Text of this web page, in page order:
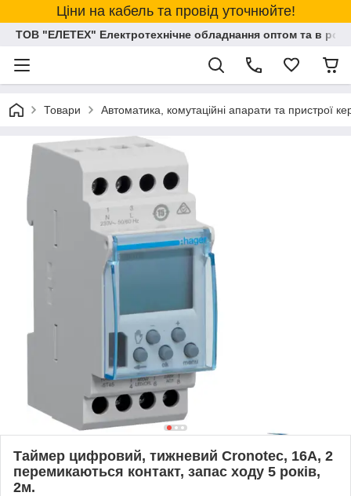
Ціни на кабель та провід уточнюйте!
ТОВ "ЕЛЕТЕХ" Електротехнічне обладнання оптом та в
Товари Автоматика, комутаційні апарати та пристрої
Таймер цифровий, тижневий Cronotec, 16А, 2
перемикаються контакт, запас ходу 5 років,
2м.